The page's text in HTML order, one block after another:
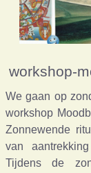
workshop-
We gaan op
workshop
Zonnewende
van
Tijdens de